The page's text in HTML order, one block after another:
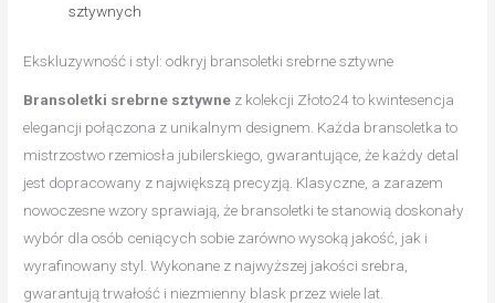
sztywnych
Ekskluzywność i styl: odkryj bransoletki srebrne sztywne
Bransoletki srebrne sztywne z kolekcji Złoto24 to kwintesencja
elegancji połączona z unikalnym designem. Każda bransoletka to
mistrzostwo rzemiosła jubilerskiego, gwarantujące, że każdy detal
jest dopracowany z największą precyzją. Klasyczne, a zarazem
nowoczesne wzory sprawiają, że bransoletki te stanowią doskonały
wybór dla osób ceniących sobie zarówno wysoką jakość, jak i
wyrafinowany styl. Wykonane z najwyższej jakości srebra,
gwarantują trwałość i niezmienny blask przez wiele lat.